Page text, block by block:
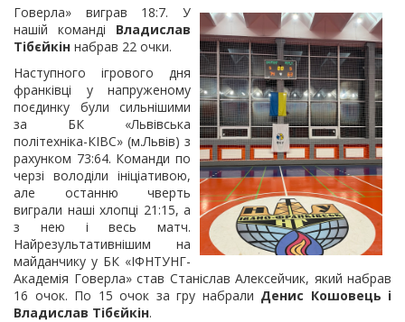
Говерла» виграв 18:7. У
нашій команді Владислав
Тібєйкін набрав 22 очки.
Наступного ігрового дня
франківці у напруженому
поєдинку були сильнішими
за БК «Львівська
політехніка-КІВС» (м.Львів) з
рахунком 73:64. Команди по
черзі володіли ініціативою,
але останню чверть
виграли наші хлопці 21:15, а
з нею і весь матч.
Найрезультативнішим на
майданчику у БК «ІФНТУНГ-
Академія Говерла» став Станіслав Алексейчик, який набрав
16 очок. По 15 очок за гру набрали Денис Кошовець і
Владислав Тібєйкін.